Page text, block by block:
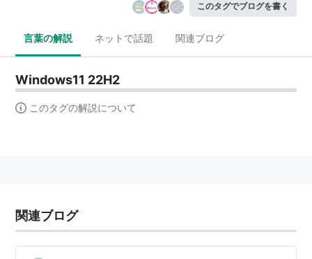
このタグでブログを書く
言葉の解説 ネットで話題 関連ブログ
Windows11 22H2
このタグの解説について
関連ブログ